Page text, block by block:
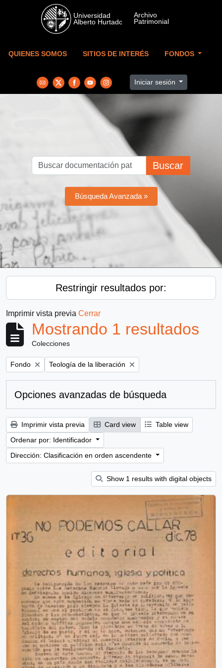
Skip to main content
QUIENES SOMOS SITIOS DE INTERÉS FONDOS
Iniciar sesión
Buscar
Búsqueda Avanzada »
Restringir resultados por:
Imprimir vista previa Cerrar
Mostrando 1 resultados
Colecciones
Remove filter:
Fondo Remove filter:
Teología de la liberación
Opciones avanzadas de búsqueda
Imprimir vista previa Card view
Table view
Ordenar por: Identificador
Dirección: Clasificación en orden ascendente
Show 1 results with digital objects